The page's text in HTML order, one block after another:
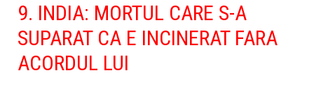
9. INDIA: MORTUL CARE S-A
SUPARAT CA E INCINERAT FARA
ACORDUL LUI